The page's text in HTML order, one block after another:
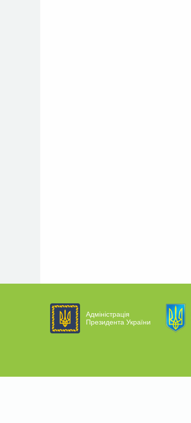
Адміністрація
Президента України